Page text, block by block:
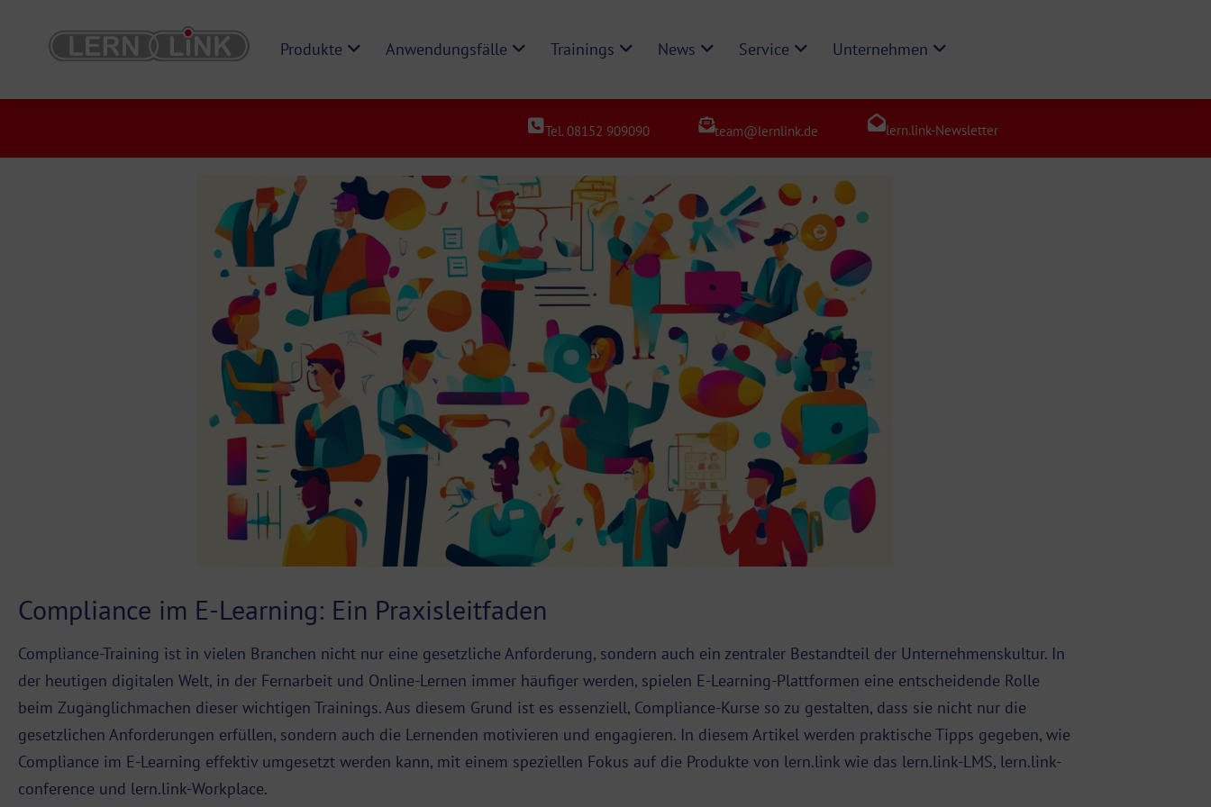
Produkte Anwendungsfälle Trainings News Service Unternehmen
Tel. 08152 909090 team@lernlink.de lern.link-Newsletter
Compliance im E-Learning: Ein Praxisleitfaden
Compliance-Training ist in vielen Branchen nicht nur eine gesetzliche Anforderung, sondern auch ein zentraler Bestandteil der Unternehmenskultur. In
der heutigen digitalen Welt, in der Fernarbeit und Online-Lernen immer häufiger werden, spielen E-Learning-Plattformen eine entscheidende Rolle
beim Zugänglichmachen dieser wichtigen Trainings. Aus diesem Grund ist es essenziell, Compliance-Kurse so zu gestalten, dass sie nicht nur die
gesetzlichen Anforderungen erfüllen, sondern auch die Lernenden motivieren und engagieren. In diesem Artikel werden praktische Tipps gegeben, wie
Compliance im E-Learning effektiv umgesetzt werden kann, mit einem speziellen Fokus auf die Produkte von lern.link wie das lern.link-LMS, lern.link-
conference und lern.link-Workplace.